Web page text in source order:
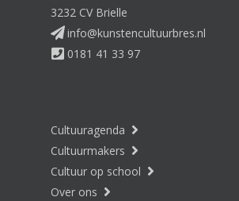
3232 CV Brielle
info@kunstencultuurbres.nl
0181 41 33 97
Cultuuragenda
Cultuurmakers
Cultuur op school
Over ons